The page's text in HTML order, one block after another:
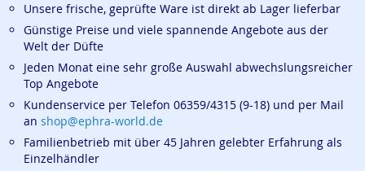
Unsere frische, geprüfte Ware ist direkt ab Lager lieferbar
Günstige Preise und viele spannende Angebote aus der
Welt der Düfte
Jeden Monat eine sehr große Auswahl abwechslungsreicher
Top Angebote
Kundenservice per Telefon 06359/4315 (9-18) und per Mail
an shop@ephra-world.de
Familienbetrieb mit über 45 Jahren gelebter Erfahrung als
Einzelhändler